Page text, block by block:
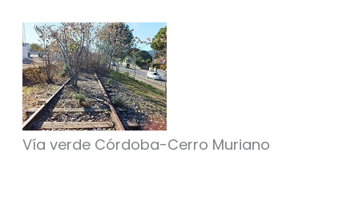
Vía verde Córdoba-Cerro Muriano